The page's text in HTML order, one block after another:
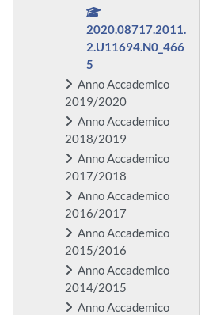
2020.08717.2011.
2.U11694.N0_466
5
Anno Accademico
2019/2020
Anno Accademico
2018/2019
Anno Accademico
2017/2018
Anno Accademico
2016/2017
Anno Accademico
2015/2016
Anno Accademico
2014/2015
Anno Accademico